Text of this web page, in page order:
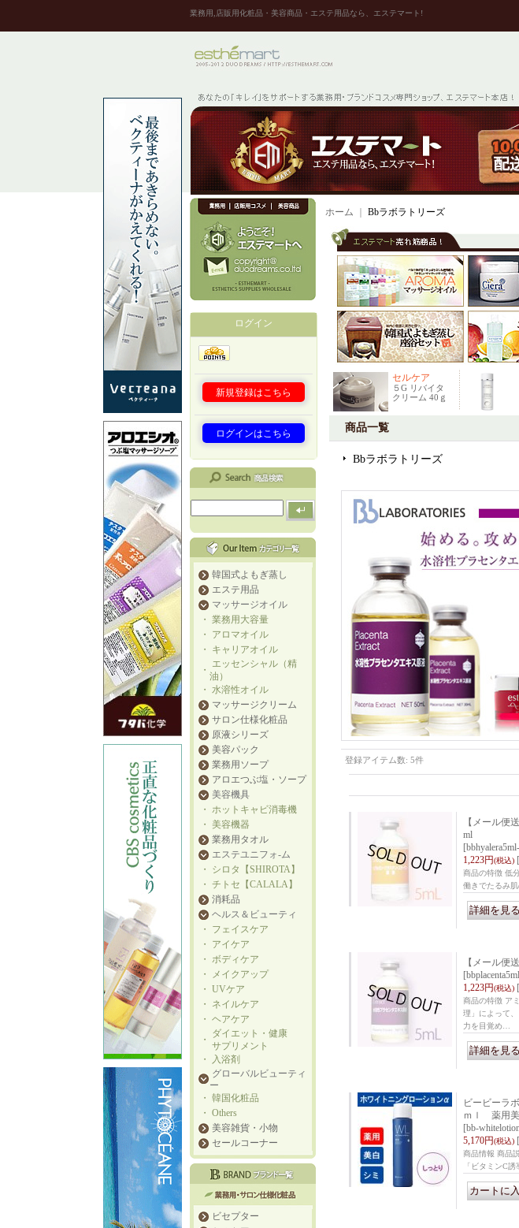
業務用,店販用化粧品・美容商品・エステ用品なら、エステマート!
ログイン
新規登録はこちら
ログインはこちら
韓国式よもぎ蒸し
エステ用品
マッサージオイル
・ 業務用大容量
・
アロマオイル
・
キャリアオイル
・
エッセンシャル（精
油）
・ 水溶性オイル
マッサージクリーム
サロン仕様化粧品
原液シリーズ
美容パック
業務用ソープ
アロエつぶ塩・ソープ
美容機具
・ ホットキャビ消毒機
・ 美容機器
業務用タオル
エステユニフォ-ム
・
シロタ【SHIROTA】
・ チトセ【CALALA】
消耗品
ヘルス＆ビューティ
・
フェイスケア
・
アイケア
・ ボディケア
・
メイクアップ
・ UVケア
・
ネイルケア
・ ヘアケア
・
ダイエット・健康
サプリメント
・
入浴剤
グローバルビューティ
ー
・ 韓国化粧品
・ Others
美容雑貨・小物
セールコーナー
ビセプター
ホーム Bbラボラトリーズ
セルケア
５G リバイタ
クリーム 40ｇ
商品一覧
Bbラボラトリーズ
登録アイテム数: 5件
【メール便
ml
1,223円(税込)
商品の特徴 低
働きでたるみ
【メール便
1,223円(税込)
商品の特徴 ア
理」によって
力を目覚め…
ビービーラ
ｍｌ 薬用
[bb-
5,170円(税込)
商品情報 商品
「ビタミンC